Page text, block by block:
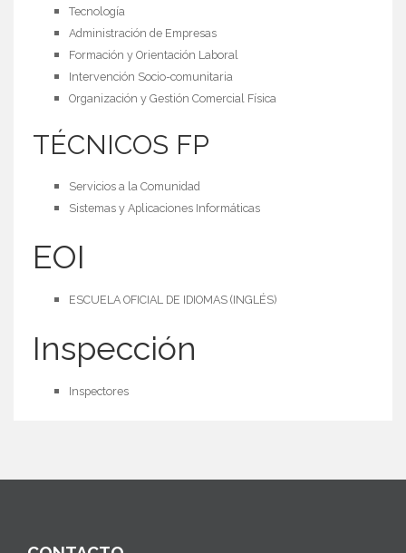
Tecnología
Administración de Empresas
Formación y Orientación Laboral
Intervención Socio-comunitaria
Organización y Gestión Comercial Física
TÉCNICOS FP
Servicios a la Comunidad
Sistemas y Aplicaciones Informáticas
EOI
ESCUELA OFICIAL DE IDIOMAS (INGLÉS)
Inspección
Inspectores